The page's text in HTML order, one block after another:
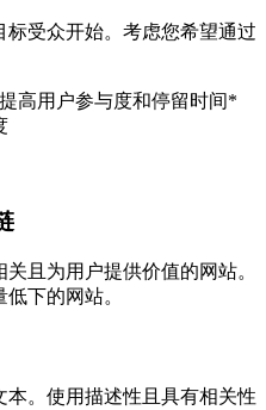
受众开始。考虑您希望通过
高用户参与度和停留时间*
且为用户提供价值的网站。
下的网站。
。使用描述性且具有相关性